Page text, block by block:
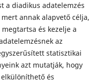
a diadikus adatelemzés
annak alapvető célja,
és kezelje a
az
statisztikai
azt mutatják, hogy
és